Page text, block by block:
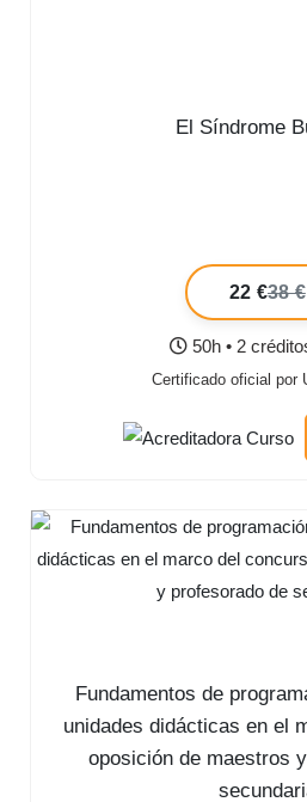
El Síndrome
22 €38 €
50h • 2
Certificado oficial por
Fundamentos de
unidades didácticas en el
oposición de maestros